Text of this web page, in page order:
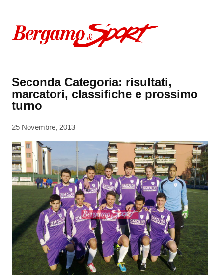
Seconda Categoria: risultati,
marcatori, classifiche e prossimo
turno
25 Novembre, 2013